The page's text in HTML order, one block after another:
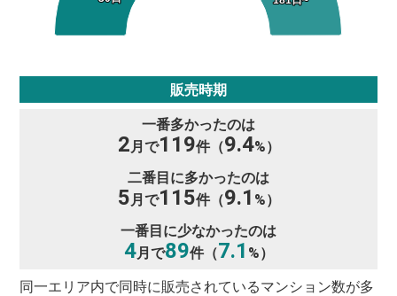
販売時期
一番多かったのは
2 月で119件（9.4%）
二番目に多かったのは
5 月で115件（9.1 %）
一番目に少なかったのは
4月で89件（7.1 %）
同一エリア内で同時に販売されているマンション数が多